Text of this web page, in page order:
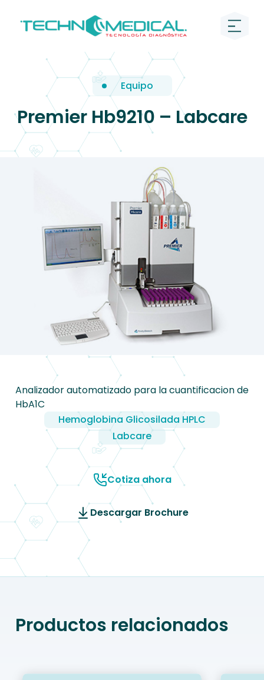
Equipo
Premier Hb9210 – Labcare
Analizador automatizado para la cuantificacion de
HbA1C
Hemoglobina Glicosilada HPLC
Labcare
Cotiza ahora
Descargar Brochure
Productos relacionados